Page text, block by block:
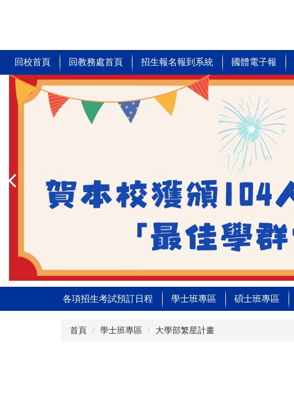
回校首頁 回教務處首頁 招生報名報到系統 國體電子報
各項招生考試預訂日程 學士班專區 碩士班專區
首頁 學士班專區 大學部繁星計畫